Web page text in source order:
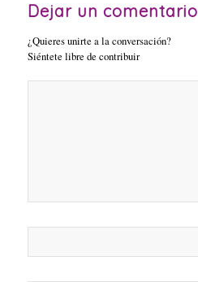
Dejar un comentario
¿Quieres unirte a la conversación?
Siéntete libre de contribuir